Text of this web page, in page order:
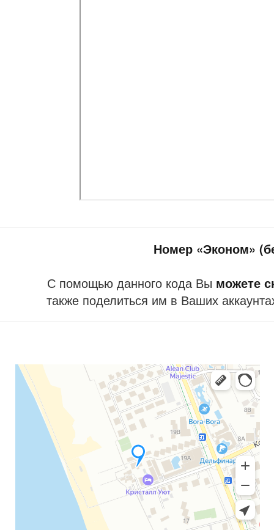
Номер «Эконом»
С помощью данного кода Вы можете
также поделиться им в Ваших